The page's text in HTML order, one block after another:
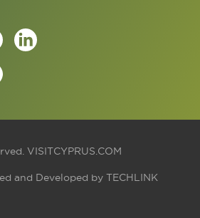
VISITCYPRUS.COM
and Developed by TECHLINK